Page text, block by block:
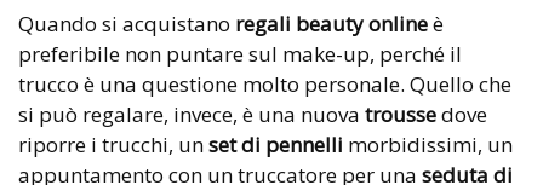
Quando si acquistano regali beauty onlineè
preferibile non puntare sul make-up, perché il
trucco è una questione molto personale. Quello che
si può regalare, invece, è una nuova troussedove
riporre i trucchi, unset di pennelli morbidissimi, un
appuntamento con un truccatore per una seduta di